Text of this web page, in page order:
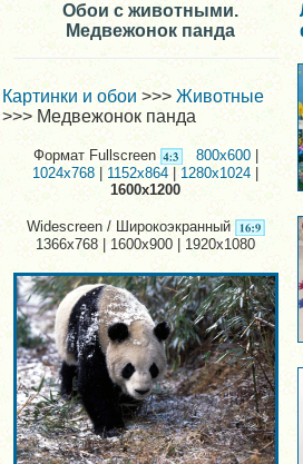
Обои с животными.
Медвежонок панда
Картинки и обои >>> Животные
>>> Медвежонок панда
Формат Fullscreen 800x600
1024x768
1152x864|1280x1024
1600x1200
Widescreen / Широкоэкранный
1366x768 | 1600x900 | 1920x1080